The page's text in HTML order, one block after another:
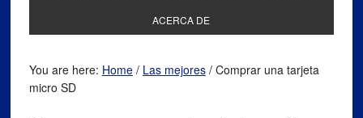
ACERCA DE
You are here: Home / Las mejores /Comprar una tarjeta
micro SD